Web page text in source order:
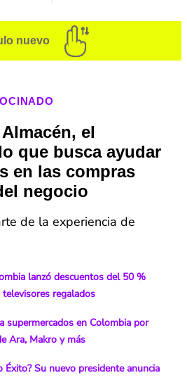
nuevo
el
que busca ayudar
en las compras
negocio
de la experiencia de
lanzó descuentos del 50 %
regalados
supermercados en Colombia por
Ara, Makro y más
Éxito? Su nuevo presidente anuncia